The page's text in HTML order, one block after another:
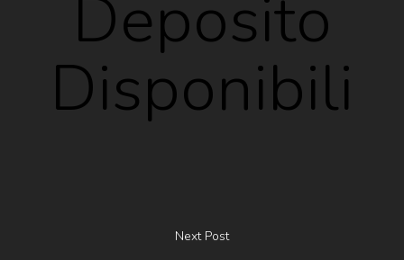
Deposito
Disponibili
Next Post